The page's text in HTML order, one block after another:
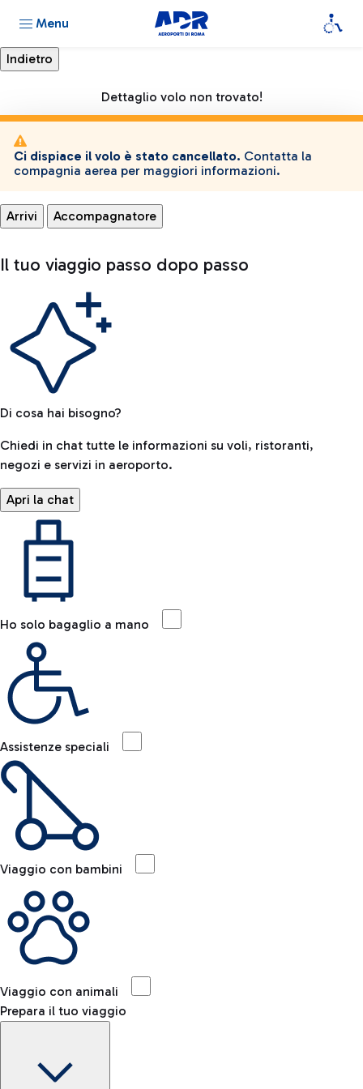
Menu
Dettaglio volo non trovato!
Ci dispiace il volo è stato cancellato. Contatta la
compagnia aerea per maggiori informazioni.
Arrivi Accompagnatore
Il tuo viaggio passo dopo passo
Di cosa hai bisogno?
Chiedi in chat tutte le informazioni su voli, ristoranti,
negozi e servizi in aeroporto.
Apri la chat
Ho solo bagaglio a mano
Assistenze speciali
Viaggio con bambini
Viaggio con animali
Prepara il tuo viaggio